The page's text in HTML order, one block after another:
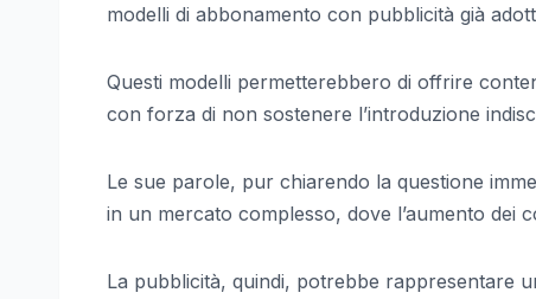
modelli di abbonamento con pubblicità già
Questi modelli permetterebbero di offrire
con forza di non sostenere l’introduzione
Le sue parole, pur chiarendo la questione
in un mercato complesso, dove l’aumento dei
La pubblicità, quindi, potrebbe rappresentare